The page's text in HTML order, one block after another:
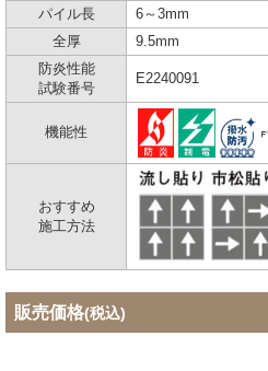
パイル長
6～3mm
全厚
9.5mm
防炎性能
試験番号
E2240091
機能性
おすすめ
施工方法
販売価格(税込)